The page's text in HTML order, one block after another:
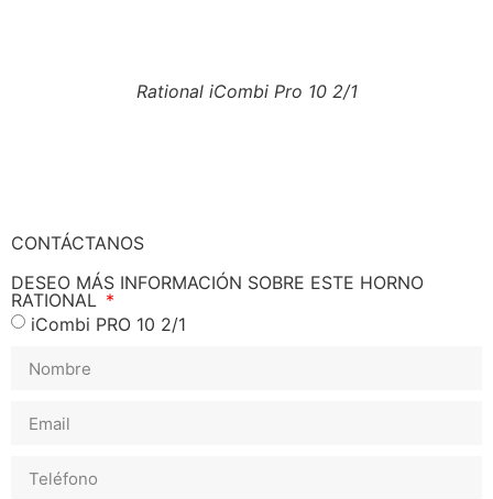
Rational iCombi Pro 10 2/1
CONTÁCTANOS
DESEO MÁS INFORMACIÓN SOBRE ESTE HORNO
RATIONAL
iCombi PRO 10 2/1